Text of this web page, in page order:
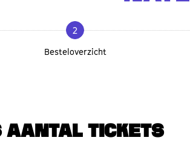
2
Besteloverzicht
AANTAL TICKETS